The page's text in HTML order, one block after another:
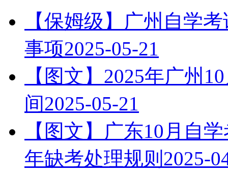
【保姆级】广州自学
事项2025-05-21
【图文】2025年广州
间2025-05-21
【图文】广东10月自
年缺考处理规则 2025-